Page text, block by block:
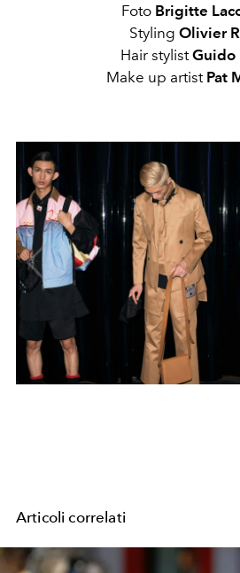
Foto Brigitte
Styling Olivier
Hair stylistGuido
Make up artist Pat
Articoli correlati